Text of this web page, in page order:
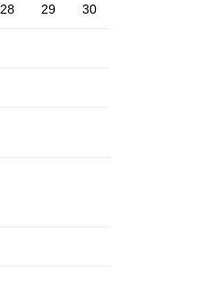
28 29 30